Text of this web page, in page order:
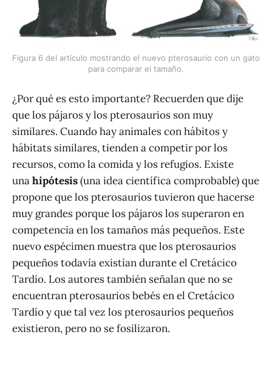
Figura 6 del artículo mostrando el nuevo pterosaurio con un gato
para comparar el tamaño.
¿Por qué es esto importante? Recuerden que dije
que los pájaros y los pterosaurios son muy
similares. Cuando hay animales con hábitos y
hábitats similares, tienden a competir por los
recursos, como la comida y los refugios. Existe
unahipótesis(una idea científica comprobable) que
propone que los pterosaurios tuvieron que hacerse
muy grandes porque los pájaros los superaron en
competencia en los tamaños más pequeños. Este
nuevo espécimen muestra que los pterosaurios
pequeños todavía existían durante el Cretácico
Tardío. Los autores también señalan que no se
encuentran pterosaurios bebés en el Cretácico
Tardío y que tal vez los pterosaurios pequeños
existieron, pero no se fosilizaron.